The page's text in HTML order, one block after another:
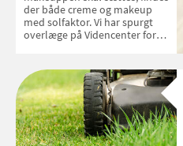
der både creme og makeup
med solfaktor. Vi har spurgt
overlæge på Videncenter for
med SPF kan erstatte
solcreme, når man bevæger
sig ud i solen